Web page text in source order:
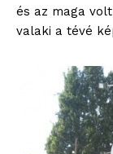
és az maga
valaki a tévé